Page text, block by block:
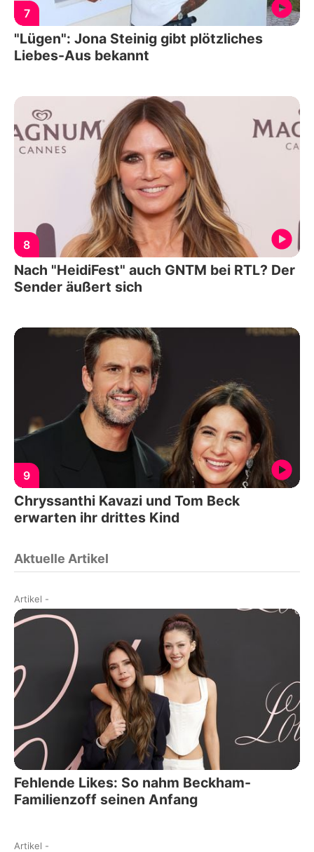
7
"Lügen": Jona Steinig gibt plötzliches
Liebes-Aus bekannt
8
Nach "HeidiFest" auch GNTM bei RTL? Der
Sender äußert sich
9
Chryssanthi Kavazi und Tom Beck
erwarten ihr drittes Kind
Aktuelle Artikel
Artikel -
Fehlende Likes: So nahm Beckham-
Familienzoff seinen Anfang
Artikel -